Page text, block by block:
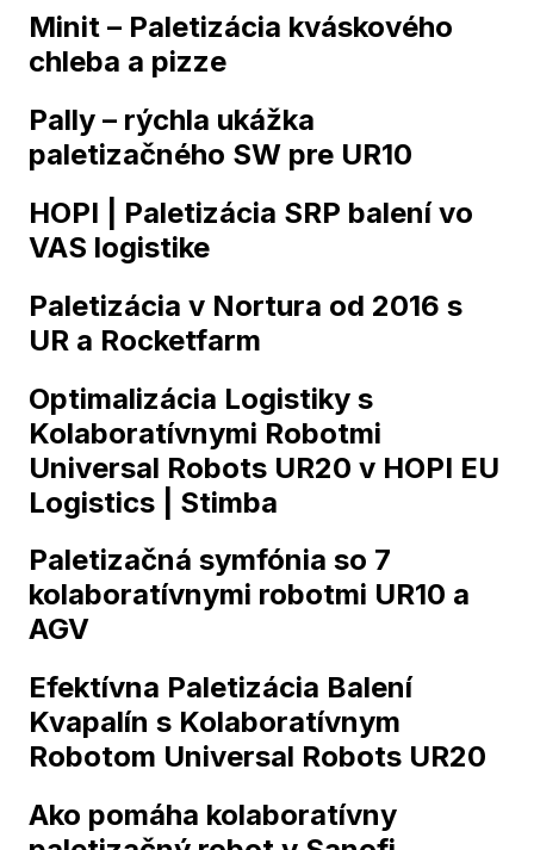
Minit – Paletizácia kváskového
chleba a pizze
Pally – rýchla ukážka
paletizačného SW pre UR10
HOPI | Paletizácia SRP balení vo
VAS logistike
Paletizácia v Nortura od 2016 s
UR a Rocketfarm
Optimalizácia Logistiky s
Kolaboratívnymi Robotmi
Universal Robots UR20 v HOPI EU
Logistics | Stimba
Paletizačná symfónia so 7
kolaboratívnymi robotmi UR10 a
AGV
Efektívna Paletizácia Balení
Kvapalín s Kolaboratívnym
Robotom Universal Robots UR20
Ako pomáha kolaboratívny